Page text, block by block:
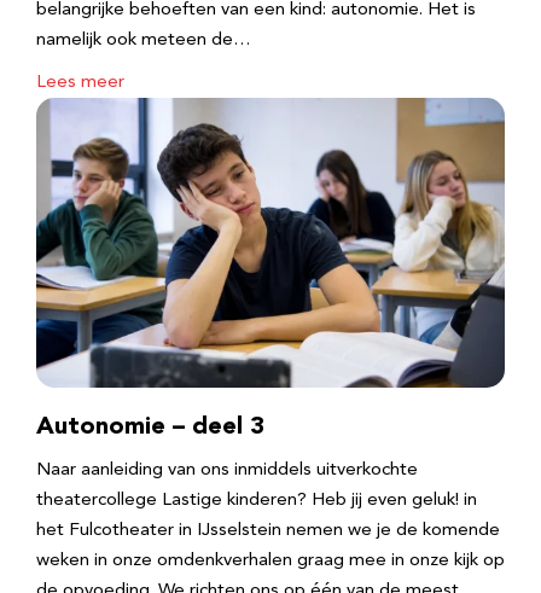
belangrijke behoeften van een kind: autonomie. Het is
namelijk ook meteen de…
Lees meer
Autonomie – deel 3
Naar aanleiding van ons inmiddels uitverkochte
theatercollege Lastige kinderen? Heb jij even geluk! in
het Fulcotheater in IJsselstein nemen we je de komende
weken in onze omdenkverhalen graag mee in onze kijk op